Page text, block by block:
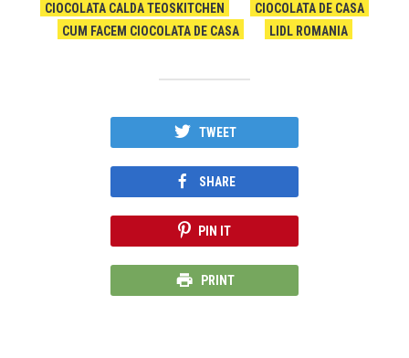
CIOCOLATA CALDA TEOSKITCHEN
CIOCOLATA DE CASA
CUM FACEM CIOCOLATA DE CASA
LIDL ROMANIA
TWEET
SHARE
PIN IT
PRINT